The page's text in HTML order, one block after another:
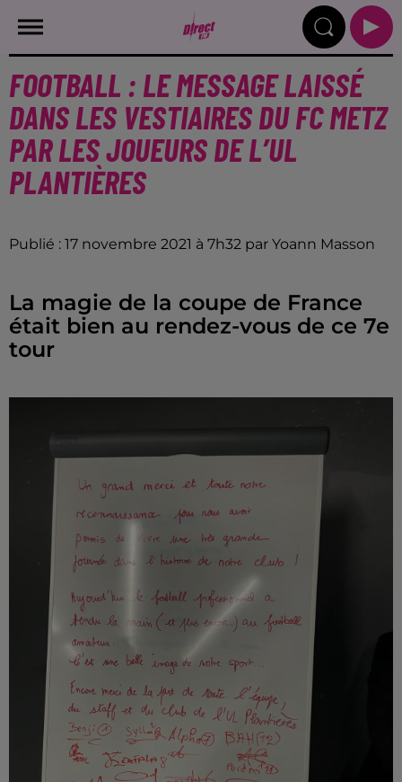
FOOTBALL : LE MESSAGE LAISSÉ
DANS LES VESTIAIRES DU FC METZ
PAR LES JOUEURS DE L’UL
PLANTIÈRES
Publié : 17 novembre 2021 à 7h32 par Yoann Masson
La magie de la coupe de France
était bien au rendez-vous de ce 7e
tour